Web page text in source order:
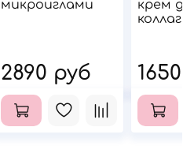
микроиглами
2890 руб
крем
1650